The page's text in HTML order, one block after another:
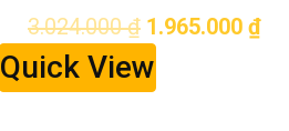
3.024.000₫ 1.965.000 ₫
Quick View